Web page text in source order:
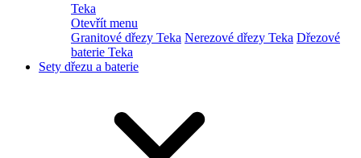
Teka
Otevřít menu
Granitové dřezy Teka Nerezové dřezy Teka Dřezové
baterie Teka
Sety dřezu a baterie